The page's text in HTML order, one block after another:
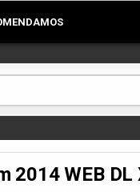
2014 WEB DL